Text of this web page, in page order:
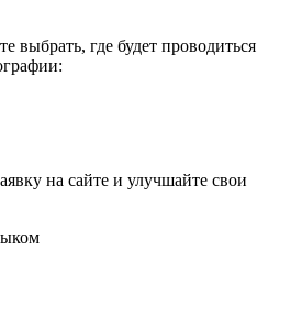
где будет проводиться
на сайте и улучшайте свои